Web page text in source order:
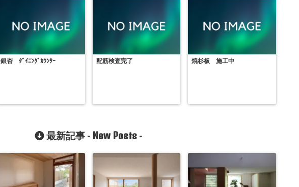
銀杏 ﾀﾞｲﾆﾝｸﾞｶｳﾝﾀｰ 配筋検査完了 焼杉板 施工中
最新記事 - New Posts -